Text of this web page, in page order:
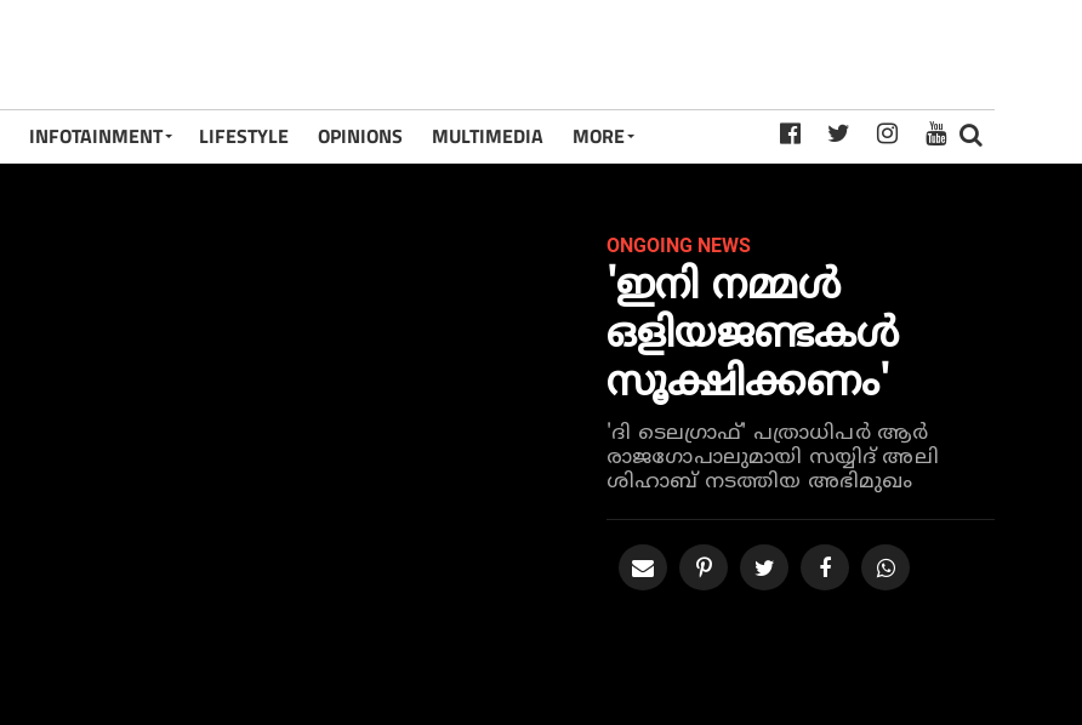
INFOTAINMENT LIFESTYLE OPINIONS MULTIMEDIA MORE
ONGOING NEWS
'ഇനി നമ്മൾ
ഒളിയജണ്ടകൾ
സൂക്ഷിക്കണം'
'ദി ടെലഗ്രാഫ്' പത്രാധിപർ ആർ
രാജഗോപാലുമായി സയ്യിദ് അലി
ശിഹാബ് നടത്തിയ അഭിമുഖം